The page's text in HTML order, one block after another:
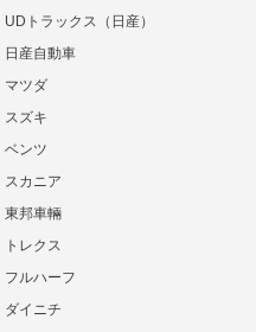
UDトラックス（日産）
日産自動車
マツダ
スズキ
ベンツ
スカニア
東邦車輛
トレクス
フルハーフ
ダイニチ